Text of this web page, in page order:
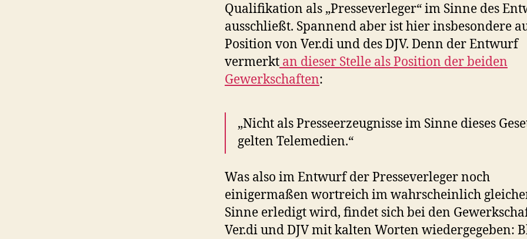
Qualifikation als „Presseverleger“ im Sinne des
ausschließt. Spannend aber ist hier insbesondere
Position von Ver.di und des DJV. Denn der Entwurf
vermerkt an dieser Stelle als Position der beiden
Gewerkschaften:
„Nicht als Presseerzeugnisse im Sinne dieses
gelten Telemedien.“
Was also im Entwurf der Presseverleger noch
einigermaßen wortreich im wahrscheinlich
Sinne erledigt wird, findet sich bei den
Ver.di und DJV mit kalten Worten wiedergegeben: